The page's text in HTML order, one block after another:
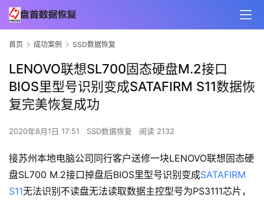
首页 成功案例 SSD数据恢复
LENOVO联想SL700固态硬盘M.2接口
BIOS里型号识别变成SATAFIRM S11数据恢
复完美恢复成功
2020年8月1日 17:51 SSD数据恢复 阅读 2132
接苏州本地电脑公司同行客户送修一块LENOVO联想固态硬
盘SL700 M.2接口掉盘后BIOS里型号识别变成SATAFIRM
S11无法识别不读盘无法读取数据主控型号为PS3111芯片，